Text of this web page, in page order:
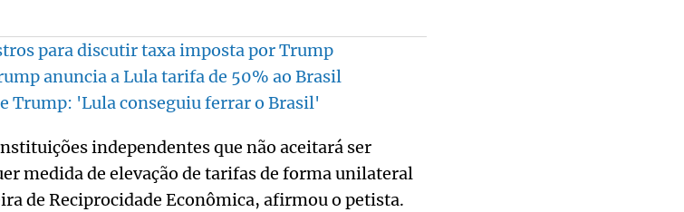
para discutir taxa imposta por Trump
anuncia a Lula tarifa de 50% ao Brasil
Trump: 'Lula conseguiu ferrar o Brasil'
independentes que não aceitará ser
medida de elevação de tarifas de forma unilateral
de Reciprocidade Econômica, afirmou o petista.